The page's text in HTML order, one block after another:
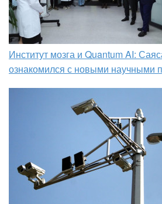
Институт мозга и Quantum AI:
ознакомился с новыми научными